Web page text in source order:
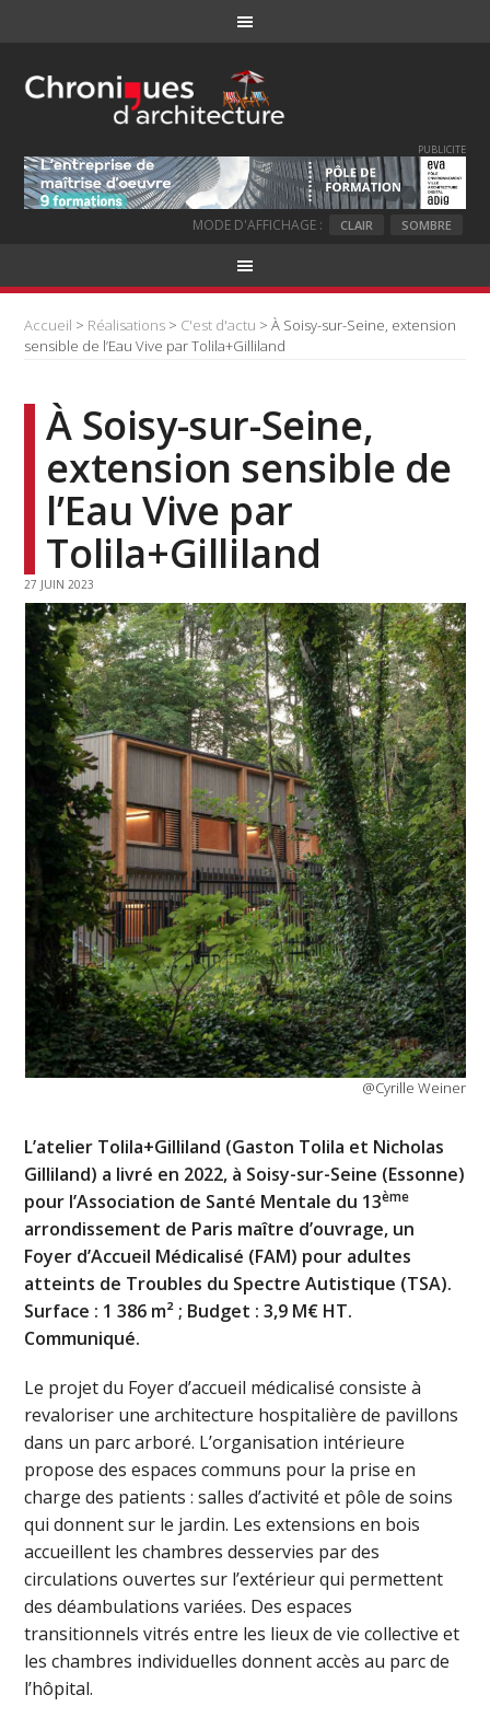
PUBLICITE
MODE D'AFFICHAGE : CLAIR SOMBRE
Accueil > Réalisations > C'est d'actu > À Soisy-sur-Seine, extension
sensible de l’Eau Vive par Tolila+Gilliland
À Soisy-sur-Seine,
extension sensible de
l’Eau Vive par
Tolila+Gilliland
27 JUIN 2023
@Cyrille Weiner
L’atelier Tolila+Gilliland (Gaston Tolila et Nicholas
Gilliland) a livré en 2022, à Soisy-sur-Seine (Essonne)
pour l’Association de Santé Mentale du 13ème
arrondissement de Paris maître d’ouvrage, un
Foyer d’Accueil Médicalisé (FAM) pour adultes
atteints de Troubles du Spectre Autistique (TSA).
Surface : 1 386 m² ; Budget : 3,9 M€ HT.
Communiqué.
Le projet du Foyer d’accueil médicalisé consiste à
revaloriser une architecture hospitalière de pavillons
dans un parc arboré. L’organisation intérieure
propose des espaces communs pour la prise en
charge des patients : salles d’activité et pôle de soins
qui donnent sur le jardin. Les extensions en bois
accueillent les chambres desservies par des
circulations ouvertes sur l’extérieur qui permettent
des déambulations variées. Des espaces
transitionnels vitrés entre les lieux de vie collective et
les chambres individuelles donnent accès au parc de
l’hôpital.